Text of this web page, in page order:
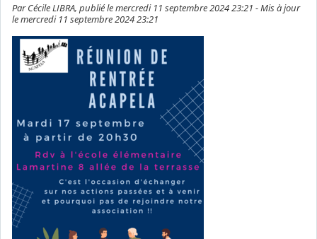
Par Cécile LIBRA, publié le mercredi 11 septembre 2024 23:21 - Mis à jour
le mercredi 11 septembre 2024 23:21